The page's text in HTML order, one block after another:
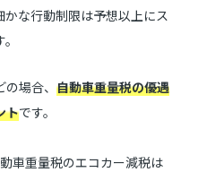
な行動制限は予想以上にス
場合、 自動車重量税の優遇
トです。
車重量税のエコカー減税は